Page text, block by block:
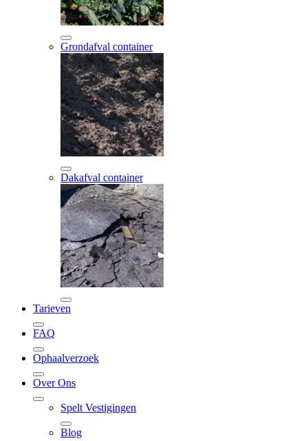
Grondafval container
Dakafval container
Tarieven
FAQ
Ophaalverzoek
Over Ons
Spelt Vestigingen
Blog